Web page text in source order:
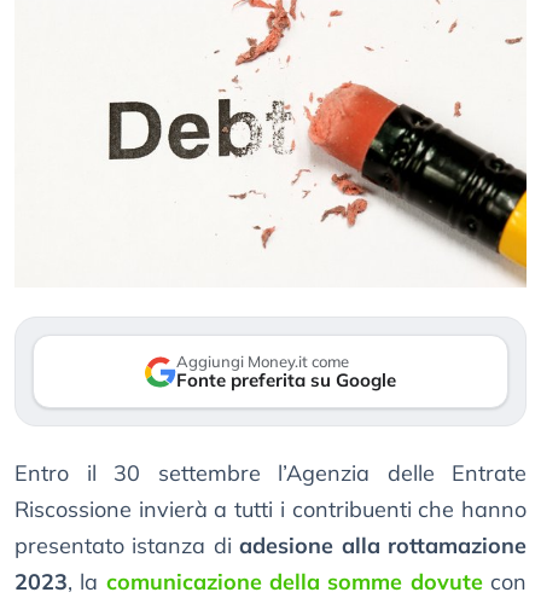
Aggiungi Money.it come
Fonte preferita su Google
Entro il 30 settembre l’Agenzia delle Entrate
Riscossione invierà a tutti i contribuenti che hanno
presentato istanza diadesione alla rottamazione
2023, la comunicazione della somme dovutecon